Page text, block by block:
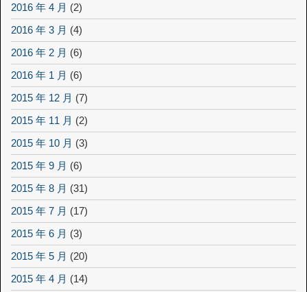
2016 年 4 月 (2)
2016 年 3 月 (4)
2016 年 2 月 (6)
2016 年 1 月 (6)
2015 年 12 月 (7)
2015 年 11 月 (2)
2015 年 10 月 (3)
2015 年 9 月 (6)
2015 年 8 月 (31)
2015 年 7 月 (17)
2015 年 6 月 (3)
2015 年 5 月 (20)
2015 年 4 月 (14)